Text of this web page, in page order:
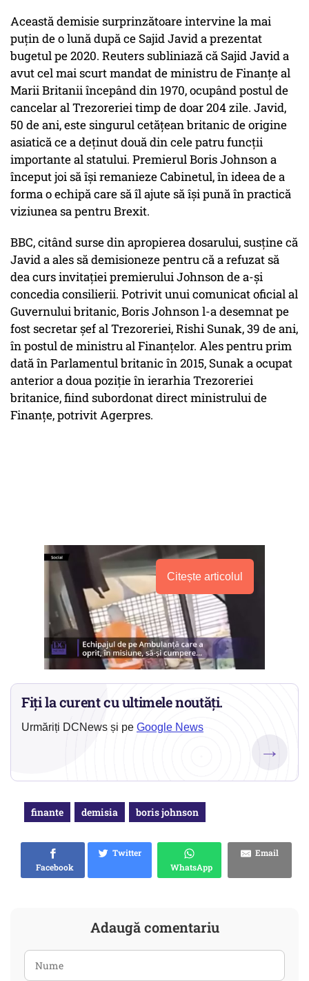
Această demisie surprinzătoare intervine la mai
puţin de o lună după ce Sajid Javid a prezentat
bugetul pe 2020. Reuters subliniază că Sajid Javid a
avut cel mai scurt mandat de ministru de Finanţe al
Marii Britanii începând din 1970, ocupând postul de
cancelar al Trezoreriei timp de doar 204 zile. Javid,
50 de ani, este singurul cetăţean britanic de origine
asiatică ce a deţinut două din cele patru funcţii
importante al statului. Premierul Boris Johnson a
început joi să îşi remanieze Cabinetul, în ideea de a
forma o echipă care să îl ajute să îşi pună în practică
viziunea sa pentru Brexit.
BBC, citând surse din apropierea dosarului, susţine că
Javid a ales să demisioneze pentru că a refuzat să
dea curs invitaţiei premierului Johnson de a-şi
concedia consilierii. Potrivit unui comunicat oficial al
Guvernului britanic, Boris Johnson l-a desemnat pe
fost secretar şef al Trezoreriei, Rishi Sunak, 39 de ani,
în postul de ministru al Finanţelor. Ales pentru prim
dată în Parlamentul britanic în 2015, Sunak a ocupat
anterior a doua poziţie în ierarhia Trezoreriei
britanice, fiind subordonat direct ministrului de
Finanţe, potrivit Agerpres.
Citește articolul
Fiți la curent cu ultimele noutăți.
Urmăriți DCNews și pe Google News
→
finante demisia boris johnson
Facebook
Twitter
WhatsApp
Email
Adaugă comentariu